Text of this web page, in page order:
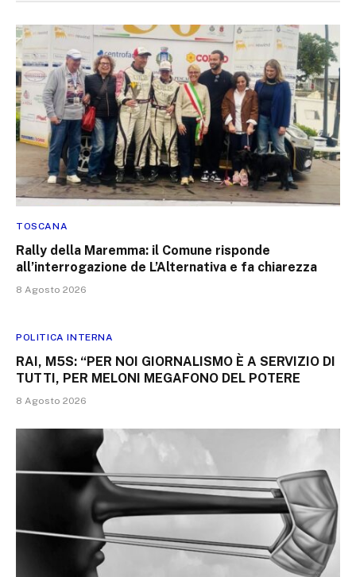
TOSCANA
Rally della Maremma: il Comune risponde
all’interrogazione de L’Alternativa e fa chiarezza
8 Agosto 2026
POLITICA INTERNA
RAI, M5S: “PER NOI GIORNALISMO È A SERVIZIO DI
TUTTI, PER MELONI MEGAFONO DEL POTERE
8 Agosto 2026